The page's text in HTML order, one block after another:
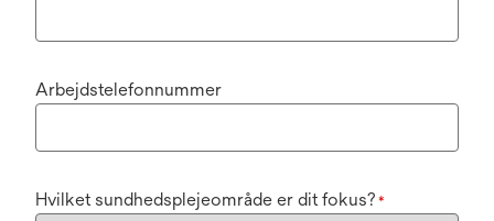
Arbejdstelefonnummer
Hvilket sundhedsplejeområde er dit fokus? *